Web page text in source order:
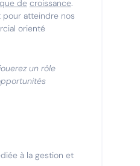
de croissance.
pour atteindre nos
orienté
un rôle
à la gestion et